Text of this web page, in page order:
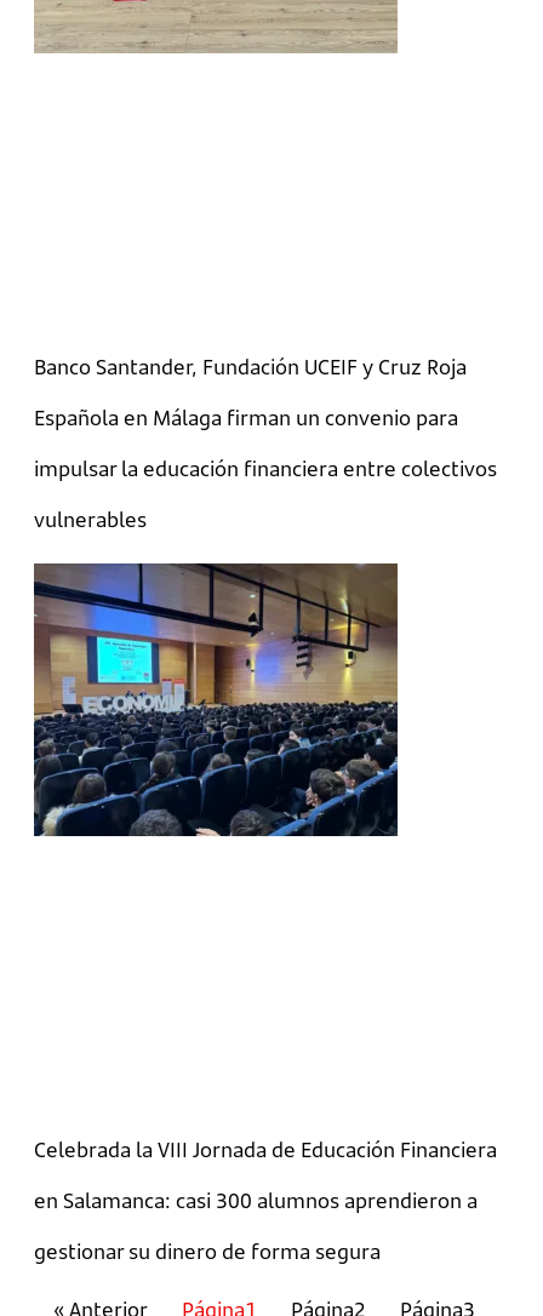
Banco Santander, Fundación UCEIF y Cruz Roja
Española en Málaga firman un convenio para
impulsar la educación financiera entre colectivos
vulnerables
Celebrada la VIII Jornada de Educación Financiera
en Salamanca: casi 300 alumnos aprendieron a
gestionar su dinero de forma segura
« Anterior Página1 Página2 Página3